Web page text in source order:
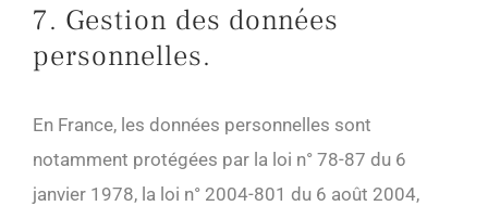
7. Gestion des données
personnelles.
En France, les données personnelles sont
notamment protégées par la loi n° 78-87 du 6
janvier 1978, la loi n° 2004-801 du 6 août 2004,